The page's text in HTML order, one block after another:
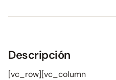
Descripción
[vc_row][vc_column